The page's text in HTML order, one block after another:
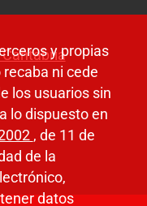
y propias
ni cede
los usuarios sin
lo dispuesto en
, de 11 de
de la
datos